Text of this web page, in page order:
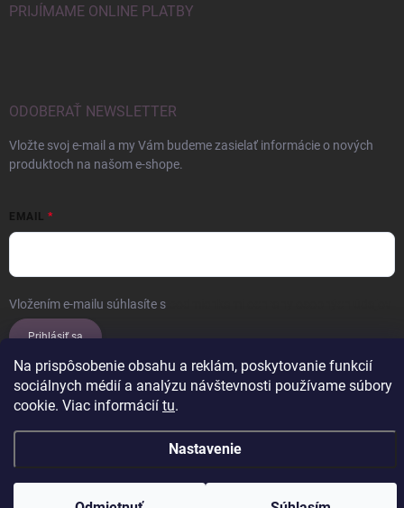
Na prispôsobenie obsahu a reklám, poskytovanie funkcií
sociálnych médií a analýzu návštevnosti používame súbory
cookie. Viac informácií tu.
Nastavenie
PRIJÍMAME ONLINE PLATBY
ODOBERAŤ NEWSLETTER
Vložte svoj e-mail a my Vám budeme zasielať informácie o nových
produktoch na našom e-shope.
EMAIL
Vložením e-mailu súhlasíte s
Prihlásiť sa